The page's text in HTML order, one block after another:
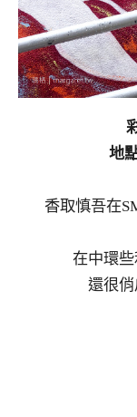
地
香取慎吾在
在中環些
還很